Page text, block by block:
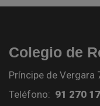
Colegio de
Príncipe de Vergara
Teléfono: 91 270